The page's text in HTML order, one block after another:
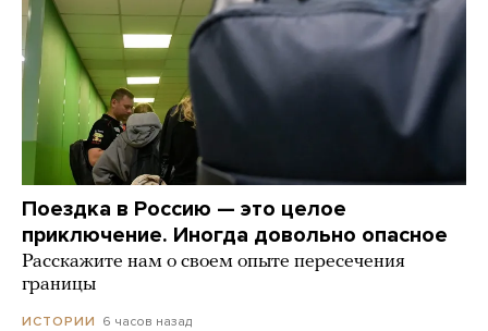
Поездка в Россию — это целое
приключение. Иногда довольно опасное
Расскажите нам о своем опыте пересечения
границы
ИСТОРИИ 6 часов назад